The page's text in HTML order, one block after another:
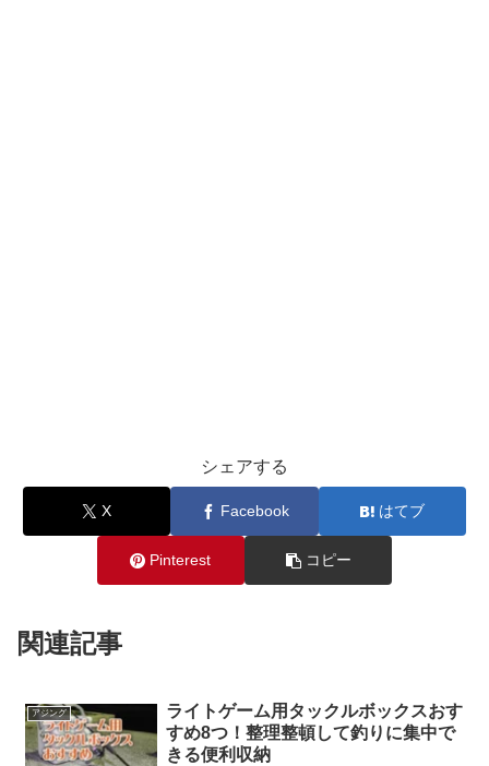
シェアする
X Facebook はてブ
Pinterest コピー
関連記事
アジング
ライトゲーム用タックルボックスおす
すめ8つ！整理整頓して釣りに集中で
きる便利収納